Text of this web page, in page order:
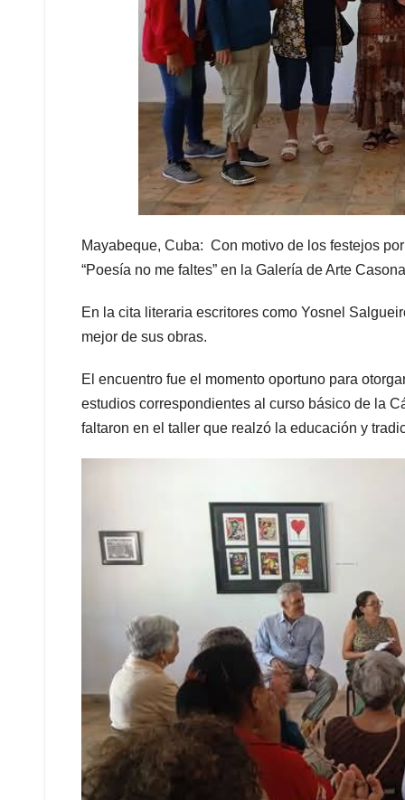
Mayabeque, Cuba: Con motivo de los festejos
“Poesía no me faltes” en la Galería de Arte
En la cita literaria escritores como Yosnel
mejor de sus obras.
El encuentro fue el momento oportuno para
estudios correspondientes al curso básico de la
faltaron en el taller que realzó la educación y